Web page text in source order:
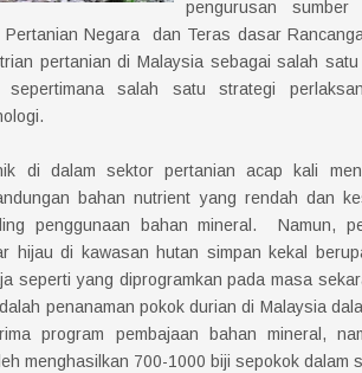
pengurusan
Pertanian Negara dan Teras dasar
pertanian di Malaysia sebagai salah
salah satu strategi
di dalam sektor pertanian acap kali
bahan nutrient yang rendah dan
penggunaan bahan mineral. Namun,
hijau di kawasan hutan simpan kekal
seperti yang diprogramkan pada masa
penanaman pokok durian di Malaysia
program pembajaan bahan mineral,
menghasilkan 700-1000 biji sepokok dalam